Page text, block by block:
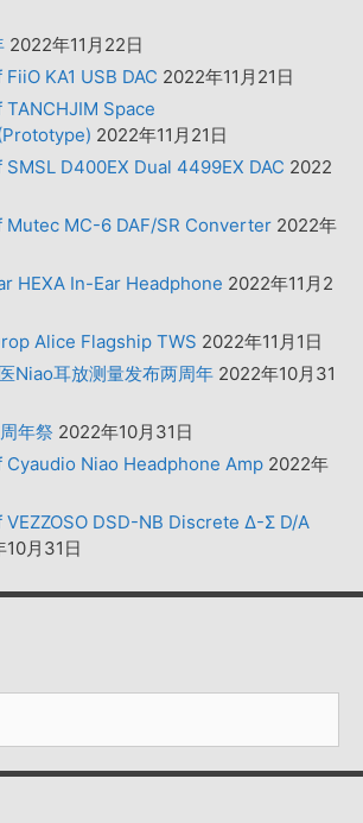
2022年11月22日
KA1 USB DAC 2022年11月21日
Space
2022年11月21日
D400EX Dual 4499EX DAC 2022
MC-6 DAF/SR Converter 2022年
HEXA In-Ear Headphone 2022年11月2
Alice Flagship TWS 2022年11月1日
Niao耳放测量发布两周年 2022年10月31
年祭 2022年10月31日
Niao Headphone Amp 2022年
DSD-NB Discrete Δ-Σ D/A
10月31日